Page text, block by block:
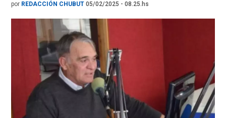
por REDACCIÓN CHUBUT 05/02/2025 - 08.25.hs